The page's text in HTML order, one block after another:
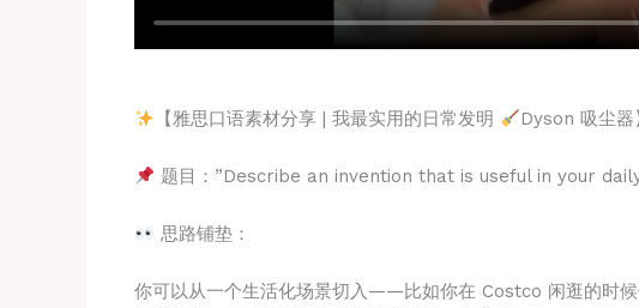
【雅思口语素材分享 | 我最实用的日常发明 Dyson 吸尘器
题目：”Describe an invention that is useful in your
思路铺垫：
你可以从一个生活化场景切入——比如你在 Costco 闲逛的时